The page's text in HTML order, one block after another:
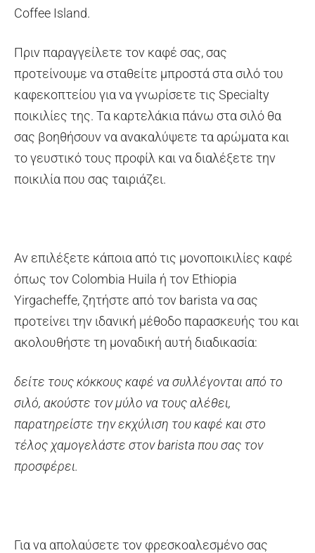
Coffee Island.
Πριν παραγγείλετε τον καφέ σας, σας
προτείνουμε να σταθείτε μπροστά στα σιλό του
καφεκοπτείου για να γνωρίσετε τις Specialty
ποικιλίες της. Τα καρτελάκια πάνω στα σιλό θα
σας βοηθήσουν να ανακαλύψετε τα αρώματα και
το γευστικό τους προφίλ και να διαλέξετε την
ποικιλία που σας ταιριάζει.
Αν επιλέξετε κάποια από τις μονοποικιλίες καφέ
όπως τον Colombia Huila ή τον Ethiopia
Yirgacheffe, ζητήστε από τον barista να σας
προτείνει την ιδανική μέθοδο παρασκευής του και
ακολουθήστε τη μοναδική αυτή διαδικασία:
δείτε τους κόκκους καφέ να συλλέγονται από το
σιλό, ακούστε τον μύλο να τους αλέθει,
παρατηρείστε την εκχύλιση του καφέ και στο
τέλος χαμογελάστε στονbarista που σας τον
προσφέρει.
Για να απολαύσετε τον φρεσκοαλεσμένο σας